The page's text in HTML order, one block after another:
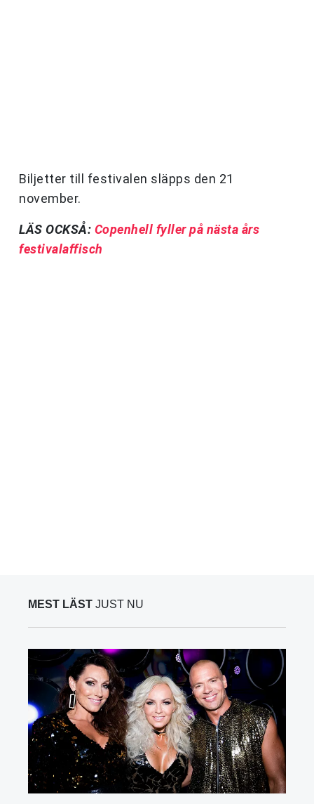
Biljetter till festivalen släpps den 21
november.
LÄS OCKSÅ: Copenhell fyller på nästa års
festivalaffisch
MEST LÄST JUST NU